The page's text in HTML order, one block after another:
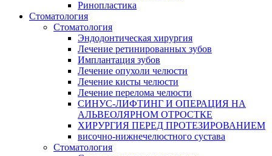
Ринопластика
Стоматология
Стоматология
Эндодонтическая хирургия
Лечение ретинированных зубов
Имплантация зубов
Лечение опухоли челюсти
Лечение кисты челюсти
Лечение перелома челюсти
СИНУС-ЛИФТИНГ И ОПЕРАЦИЯ НА
АЛЬВЕОЛЯРНОМ ОТРОСТКЕ
ХИРУРГИЯ ПЕРЕД ПРОТЕЗИРОВАНИЕМ
височно-нижнечелюстного сустава
Стоматология